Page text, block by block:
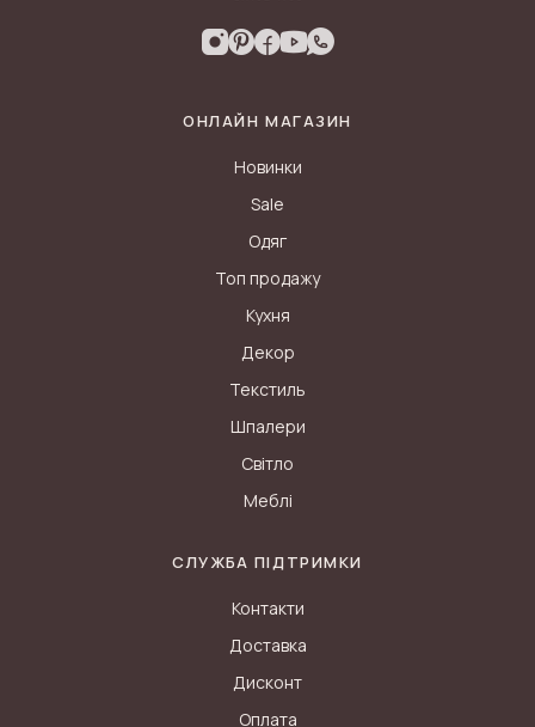
ОНЛАЙН МАГАЗИН
Новинки
Sale
Одяг
Топ продажу
Кухня
Декор
Текстиль
Шпалери
Світло
Меблі
СЛУЖБА ПІДТРИМКИ
Контакти
Доставка
Дисконт
Оплата